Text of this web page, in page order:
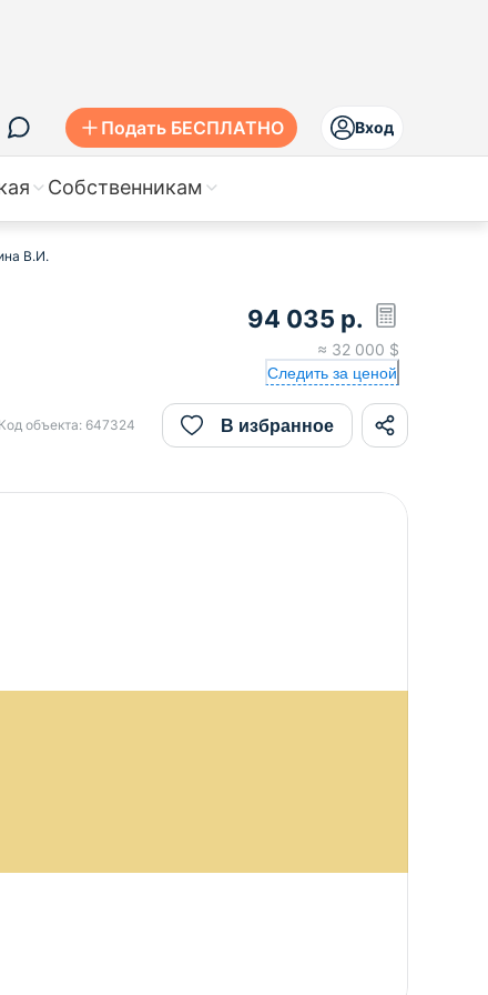
Подать БЕСПЛАТНО Вход
Собственникам
В.И.
94 035 р.
≈ 32 000 $
Следить за ценой
Код объекта: 647324 В избранное